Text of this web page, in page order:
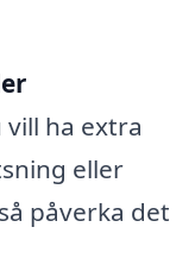
vill ha extra
eller
påverka det